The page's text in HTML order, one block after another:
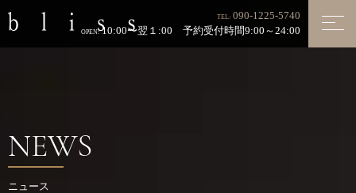
TEL: 090-1225-5740
OPEN:10:00〜翌１:00 予約受付時間9:00～24:00
NEWS
ニュース